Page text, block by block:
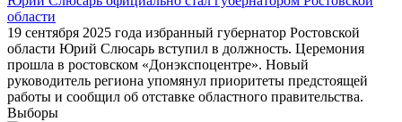
области
19 сентября 2025 года избранный губернатор Ростовской
области Юрий Слюсарь вступил в должность. Церемония
прошла в ростовском «Донэкспоцентре». Новый
руководитель региона упомянул приоритеты предстоящей
работы и сообщил об отставке областного правительства.
Выборы